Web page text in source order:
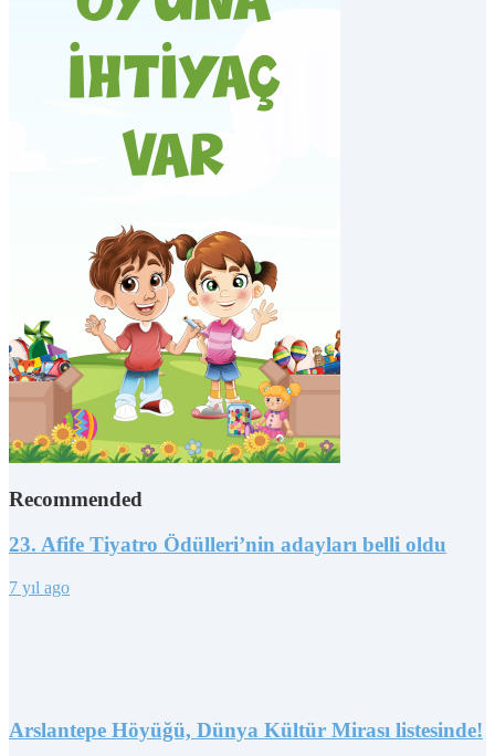
Recommended
23. Afife Tiyatro Ödülleri’nin adayları belli oldu
7 yıl ago
Arslantepe Höyüğü, Dünya Kültür Mirası listesinde!